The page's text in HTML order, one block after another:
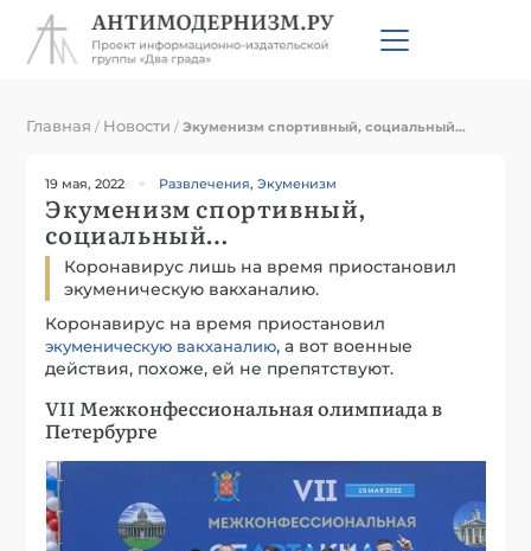
Главная / Новости /Экуменизм спортивный, социальный…
19 мая, 2022 Развлечения,Экуменизм
Экуменизм спортивный,
социальный…
Коронавирус лишь на время приостановил
экуменическую вакханалию.
Коронавирус на время приостановил
экуменическую вакханалию, а вот военные
действия, похоже, ей не препятствуют.
VII Межконфессиональная олимпиада в
Петербурге